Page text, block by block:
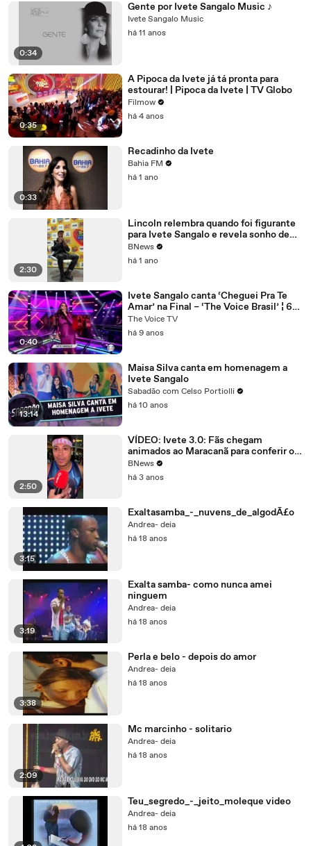
0:34
Gente por Ivete Sangalo Music ♪
Ivete Sangalo Music
há 11 anos
0:35
A Pipoca da Ivete já tá pronta para
estourar! | Pipoca da Ivete | TV Globo
Filmow
há 4 anos
0:33
Recadinho da Ivete
Bahia FM
há 1 ano
2:30
Lincoln relembra quando foi figurante
para Ivete Sangalo e revela sonho de
feat com cantora
BNews
há 1 ano
0:40
Ivete Sangalo canta ‘Cheguei Pra Te
Amar’ na Final – ‘The Voice Brasil’ ¦ 6ª
Temporada
The Voice TV
há 9 anos
13:14
Maisa Silva canta em homenagem a
Ivete Sangalo
Sabadão com Celso Portiolli
há 10 anos
2:50
VÍDEO: Ivete 3.0: Fãs chegam
animados ao Maracanã para conferir o
show de Ivete Sangalo
BNews
há 3 anos
3:15
Exaltasamba_-_nuvens_de_algodÃ£o
Andrea- deia
há 18 anos
3:19
Exalta samba- como nunca amei
ninguem
Andrea- deia
há 18 anos
3:38
Perla e belo - depois do amor
Andrea- deia
há 18 anos
2:09
Mc marcinho - solitario
Andrea- deia
há 18 anos
Teu_segredo_-_jeito_moleque video
Andrea- deia
há 18 anos